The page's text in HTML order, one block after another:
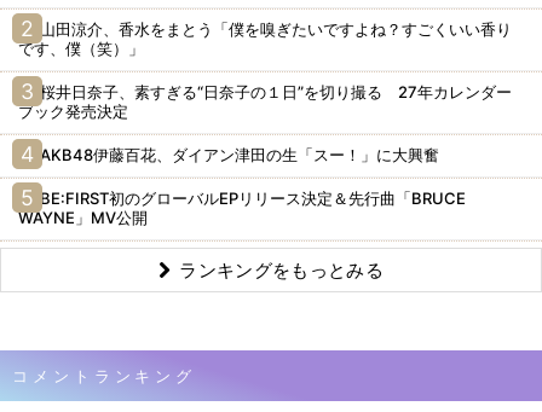
山田涼介、香水をまとう「僕を嗅ぎたいですよね？すごくいい香り
です、僕（笑）」
桜井日奈子、素すぎる“日奈子の１日”を切り撮る 27年カレンダー
ブック発売決定
AKB48伊藤百花、ダイアン津田の生「スー！」に大興奮
BE:FIRST初のグローバルEPリリース決定＆先行曲「BRUCE
WAYNE」MV公開
ランキングをもっとみる
コメントランキング